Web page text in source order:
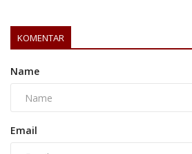
KOMENTAR
Name
Email